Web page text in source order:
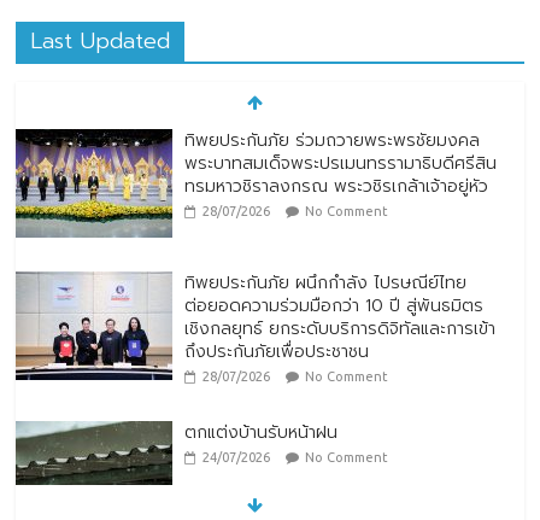
Last Updated
ทิพยประกันภัย ร่วมถวายพระพรชัยมงคล
พระบาทสมเด็จพระปรเมนทรรามาธิบดีศรีสิน
ทรมหาวชิราลงกรณ พระวชิรเกล้าเจ้าอยู่หัว
28/07/2026 No Comment
ทิพยประกันภัย ผนึกกำลัง ไปรษณีย์ไทย
ต่อยอดความร่วมมือกว่า 10 ปี สู่พันธมิตร
เชิงกลยุทธ์ ยกระดับบริการดิจิทัลและการเข้า
ถึงประกันภัยเพื่อประชาชน
28/07/2026 No Comment
ตกแต่งบ้านรับหน้าฝน
24/07/2026 No Comment